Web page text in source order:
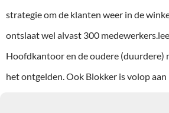
strategie om de klanten weer in de
ontslaat wel alvast 300
Hoofdkantoor en de oudere (duurdere)
het ontgelden. Ook Blokker is volop